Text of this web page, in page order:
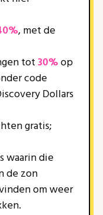
, met de
tot30%op
code
Dollars
gratis;
waarin die
de zon
om weer